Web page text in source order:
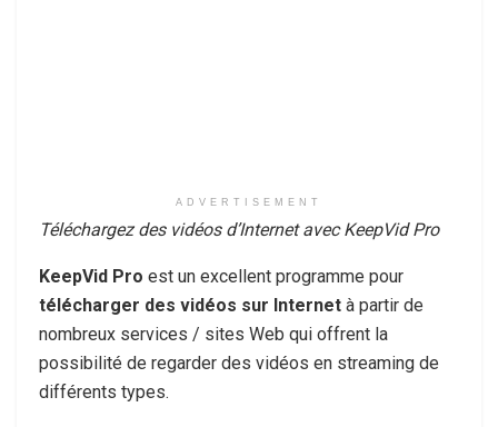
ADVERTISEMENT
Téléchargez des vidéos d’Internet avec KeepVid Pro
KeepVid Pro est un excellent programme pour
télécharger des vidéos sur Internet à partir de
nombreux services / sites Web qui offrent la
possibilité de regarder des vidéos en streaming de
différents types.